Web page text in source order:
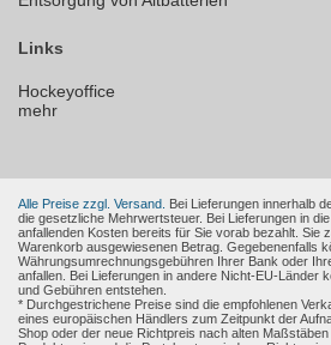
Links
Hockeyoffice
mehr
Alle Preise zzgl. Versand. Bei Lieferungen innerhalb
die gesetzliche Mehrwertsteuer. Bei Lieferungen in
anfallenden Kosten bereits für Sie vorab bezahlt. Sie
Warenkorb ausgewiesenen Betrag. Gegebenenfalls
Währungsumrechnungsgebühren Ihrer Bank oder
anfallen. Bei Lieferungen in andere Nicht-EU-Länder
und Gebühren entstehen.
* Durchgestrichene Preise sind die empfohlenen
eines europäischen Händlers zum Zeitpunkt der
Shop oder der neue Richtpreis nach alten